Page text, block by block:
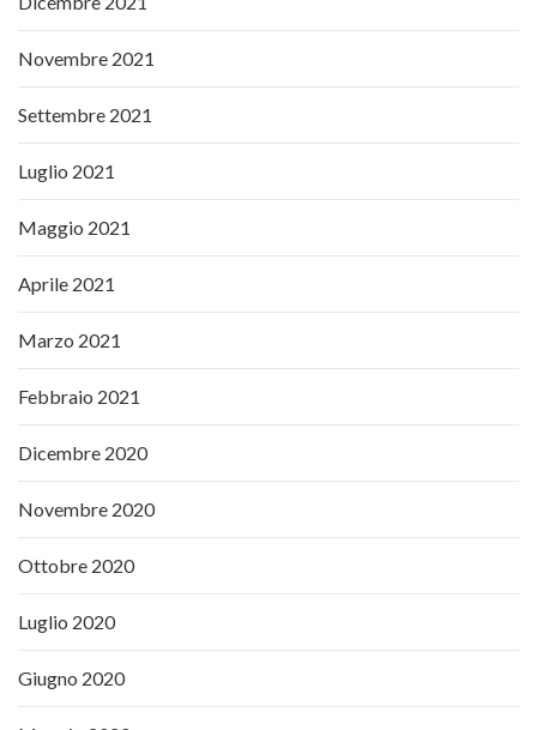
Novembre 2021
Settembre 2021
Luglio 2021
Maggio 2021
Aprile 2021
Marzo 2021
Febbraio 2021
Dicembre 2020
Novembre 2020
Ottobre 2020
Luglio 2020
Giugno 2020